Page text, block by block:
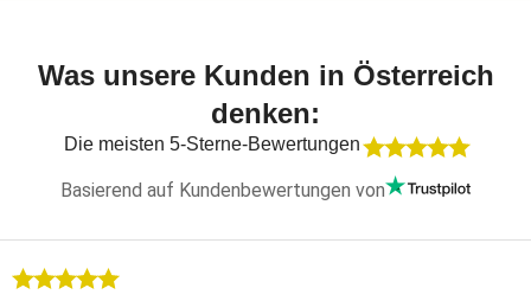
Was unsere Kunden in Österreich
denken:
Die meisten 5-Sterne-Bewertungen
Basierend auf Kundenbewertungen von